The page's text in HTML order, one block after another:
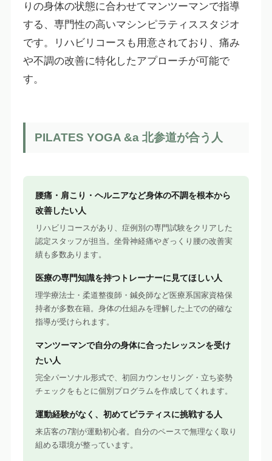
りの身体の状態に合わせてマンツーマンで指導
する、専門性の高いマシンピラティススタジオ
です。リハビリコースも用意されており、痛み
や不調の改善に特化したアプローチが可能で
す。
PILATES YOGA &a 北参道が合う人
腰痛・肩こり・ヘルニアなど身体の不調を根本から
改善したい人
リハビリコースがあり、症例別の専門試験をクリアした
認定スタッフが担当。坐骨神経痛やぎっくり腰の改善実
績も多数あります。
医療の専門知識を持つトレーナーに見てほしい人
理学療法士・柔道整復師・鍼灸師など医療系国家資格保
持者が多数在籍。身体の仕組みを理解した上での的確な
指導が受けられます。
マンツーマンで自分の身体に合ったレッスンを受け
たい人
完全パーソナル形式で、初回カウンセリング・立ち姿勢
チェックをもとに個別プログラムを作成してくれます。
運動経験がなく、初めてピラティスに挑戦する人
来店客の7割が運動初心者。自分のペースで無理なく取り
組める環境が整っています。